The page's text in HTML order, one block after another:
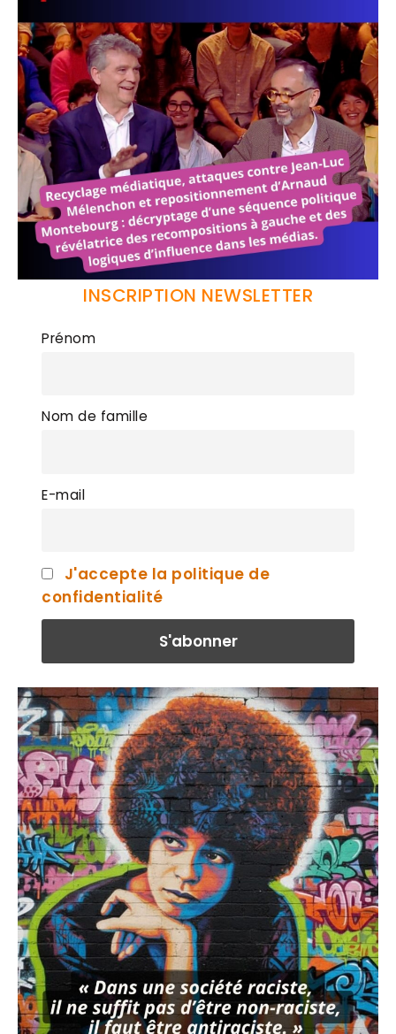
INSCRIPTION NEWSLETTER
Prénom
Nom de famille
E-mail
J'accepte la politique de
confidentialité